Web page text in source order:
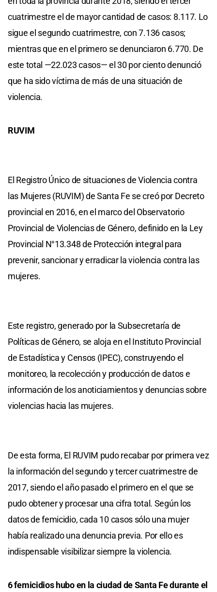
cuatrimestre el de mayor cantidad de casos: 8.117. Lo
sigue el segundo cuatrimestre, con 7.136 casos;
mientras que en el primero se denunciaron 6.770. De
este total —22.023 casos— el 30 por ciento denunció
que ha sido víctima de más de una situación de
violencia.
RUVIM
El Registro Único de situaciones de Violencia contra
las Mujeres (RUVIM) de Santa Fe se creó por Decreto
provincial en 2016, en el marco del Observatorio
Provincial de Violencias de Género, definido en la Ley
Provincial N°13.348 de Protección integral para
prevenir, sancionar y erradicar la violencia contra las
mujeres.
Este registro, generado por la Subsecretaría de
Políticas de Género, se aloja en el Instituto Provincial
de Estadística y Censos (IPEC), construyendo el
monitoreo, la recolección y producción de datos e
información de los anoticiamientos y denuncias sobre
violencias hacia las mujeres.
De esta forma, El RUVIM pudo recabar por primera vez
la información del segundo y tercer cuatrimestre de
2017, siendo el año pasado el primero en el que se
pudo obtener y procesar una cifra total. Según los
datos de femicidio, cada 10 casos sólo una mujer
había realizado una denuncia previa. Por ello es
indispensable visibilizar siempre la violencia.
6 femicidios hubo en la ciudad de Santa Fe durante el